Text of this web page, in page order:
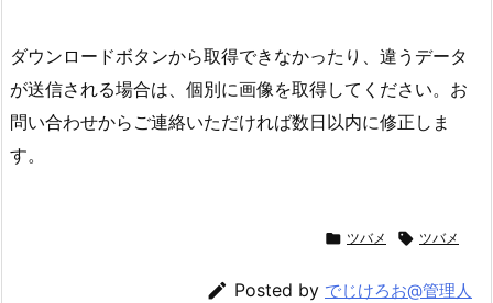
ダウンロードボタンから取得できなかったり、違うデータ
が送信される場合は、個別に画像を取得してください。お
問い合わせからご連絡いただければ数日以内に修正しま
す。
 ツバメ  ツバメ
 Posted by でじけろお@管理人